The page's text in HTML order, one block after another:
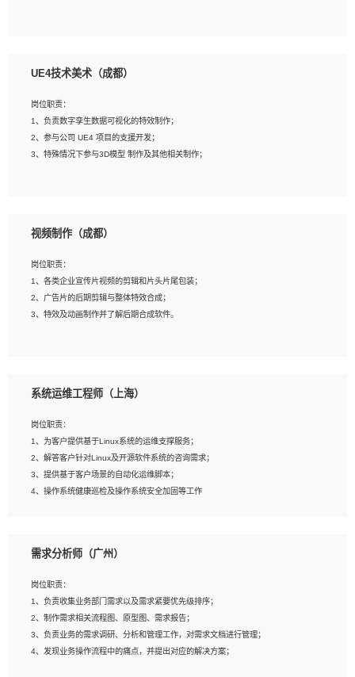
2、熟练掌握 Unity3D 程序开发，精通 C# 语言开发；
4、有良好的沟通能力和团队合作意识；
5、开发过 HoloLens 程序者优先。
UE4技术美术（成都）
岗位职责：
1、负责数字孪生数据可视化的特效制作；
2、参与公司 UE4 项目的支援开发；
3、特殊情况下参与3D模型 制作及其他相关制作；
上；
3、想象力丰富, 有一定的艺术审美深度；
4、有良好的场景特效搭建功底；
5、熟悉 3Ds Max 或者 Maya；
6、有良好的沟通能力和团队合作意识；
视频制作（成都）
岗位职责：
1、各类企业宣传片视频的剪辑和片头片尾包装；
2、广告片的后期剪辑与整体特效合成；
3、特效及动画制作并了解后期合成软件。
2、熟练使用After Effect、Photo Shop、熟练掌握视频剪辑和特效包装软件；
4、在剪辑上会思考，有一定编导思维；
5、踏实， 勤奋，愿意在工作中不断学习，提高自我；
6、能与同事友好相处。
系统运维工程师（上海）
岗位职责：
1、为客户提供基于Linux系统的运维支撑服务；
2、解答客户针对Linux及开源软件系统的咨询需求；
3、提供基于客户场景的自动化运维脚本；
4、操作系统健康巡检及操作系统安全加固等工作
1、全日制本科计算机相关专业毕业，3年以上相关工作经验；
3、熟练使用脚本语言，shell/python任一种，熟练使用Ansible
4、熟悉linux常见服务、中间件的基本原理、部署以及故障处理，如：Mysql、
Apache、Nginx、Zabbix、Kafka等
5、熟悉主流虚拟化技术，如：VMware、KVM
6、具备网络方面的基础知识，熟悉常见的网络协议，如TCP/IP，转发原理，路由优
需求分析师（广州）
岗位职责：
1、负责收集业务部门需求以及需求紧要优先级排序；
2、制作需求相关流程图、原型图、需求报告；
3、负责业务的需求调研、分析和管理工作，对需求文档进行管理；
4、发现业务操作流程中的痛点，并提出对应的解决方案；